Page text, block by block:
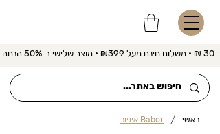
הנחה
ראשי / Babor איפור